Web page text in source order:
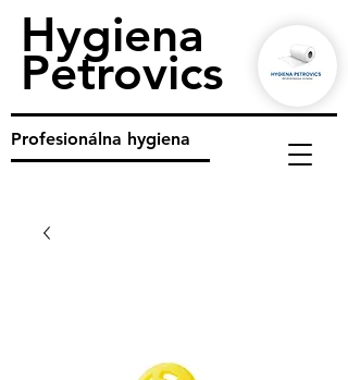
Profesionálna hygiena
Hygiena
Petrovics